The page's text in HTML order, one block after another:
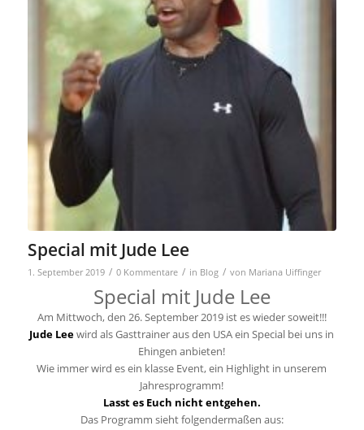
Special mit Jude Lee
1. September 2019 / 0 Kommentare / in Blog / von Mariana Uiffinger
Special mit Jude Lee
Am Mittwoch, den 26. September 2019 ist es wieder soweit!!!
Jude Leewird als Gasttrainer aus den USA ein Special bei uns in
Ehingen anbieten!
Wie immer wird es ein klasse Event, ein Highlight in unserem
Jahresprogramm!
Lasst es Euch nicht entgehen.
Das Programm sieht folgendermaßen aus: